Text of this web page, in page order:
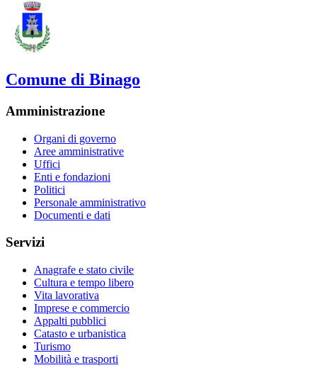
Comune di Binago
Amministrazione
Organi di governo
Aree amministrative
Uffici
Enti e fondazioni
Politici
Personale amministrativo
Documenti e dati
Servizi
Anagrafe e stato civile
Cultura e tempo libero
Vita lavorativa
Imprese e commercio
Appalti pubblici
Catasto e urbanistica
Turismo
Mobilità e trasporti